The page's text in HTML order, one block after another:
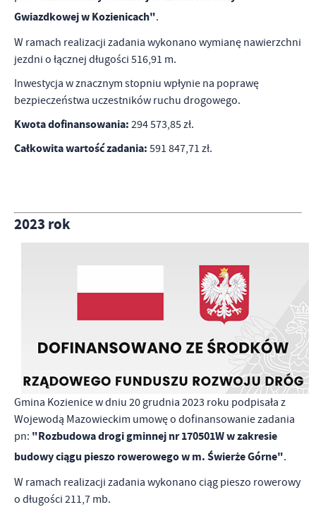
Gwiazdkowej w Kozienicach".
W ramach realizacji zadania wykonano wymianę nawierzchni
jezdni o łącznej długości 516,91 m.
Inwestycja w znacznym stopniu wpłynie na poprawę
bezpieczeństwa uczestników ruchu drogowego.
Kwota dofinansowania: 294 573,85 zł.
Całkowita wartość zadania: 591 847,71 zł.
2023 rok
Gmina Kozienice w dniu 20 grudnia 2023 roku podpisała z
Wojewodą Mazowieckim umowę o dofinansowanie zadania
pn: "Rozbudowa drogi gminnej nr 170501W w zakresie
budowy ciągu pieszo rowerowego w m. Świerże Górne".
W ramach realizacji zadania wykonano ciąg pieszo rowerowy
o długości 211,7 mb.